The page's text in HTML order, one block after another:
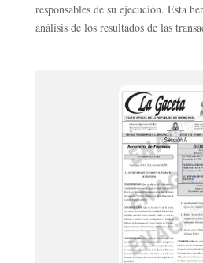
responsables de su ejecución. Esta
análisis de los resultados de las